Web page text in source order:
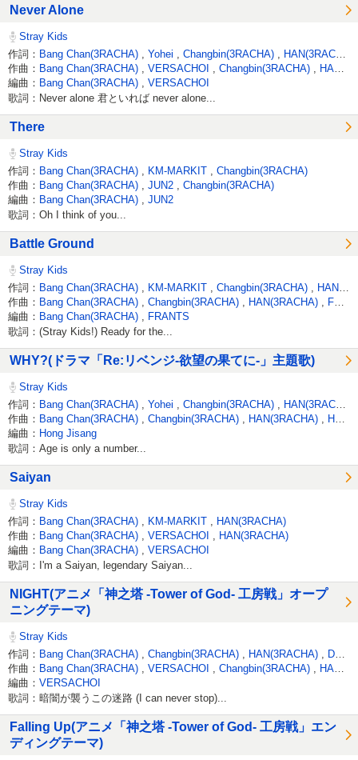
Never Alone
Stray Kids
作詞： Bang Chan(3RACHA) Yohei Changbin(3RACHA)
HAN(3RACHA)
作曲： Bang Chan(3RACHA) VERSACHOI Changbin(3RACHA)
HAN(3RACHA)
編曲： Bang Chan(3RACHA) VERSACHOI
歌詞：Never alone 君といれば never alone...
There
Stray Kids
作詞： Bang Chan(3RACHA) KM-MARKIT
Changbin(3RACHA)
作曲： Bang Chan(3RACHA) JUN2
Changbin(3RACHA)
編曲： Bang Chan(3RACHA) JUN2
歌詞：Oh I think of you...
Battle Ground
Stray Kids
作詞： Bang Chan(3RACHA) KM-MARKIT Changbin(3RACHA)
HAN(3RACHA)
作曲： Bang Chan(3RACHA) Changbin(3RACHA) HAN(3RACHA)
FRANTS
編曲： Bang Chan(3RACHA) FRANTS
歌詞：(Stray Kids!) Ready for the...
WHY?(ドラマ「Re:リベンジ-欲望の果てに-」主題歌)
Stray Kids
作詞： Bang Chan(3RACHA) Yohei Changbin(3RACHA) HAN(3RACHA)
作曲： Bang Chan(3RACHA) Changbin(3RACHA) HAN(3RACHA)
Hong Jisang
編曲： Hong Jisang
歌詞：Age is only a number...
Saiyan
Stray Kids
作詞： Bang Chan(3RACHA) KM-MARKIT
HAN(3RACHA)
作曲： Bang Chan(3RACHA) VERSACHOI
HAN(3RACHA)
編曲： Bang Chan(3RACHA) VERSACHOI
歌詞：I'm a Saiyan, legendary Saiyan...
NIGHT(アニメ「神之塔 -Tower of God- 工房戦」オープ
ニングテーマ)
Stray Kids
作詞： Bang Chan(3RACHA) Changbin(3RACHA) HAN(3RACHA)
D&H(PURPLE NIGHT)
作曲： Bang Chan(3RACHA) VERSACHOI Changbin(3RACHA)
HAN(3RACHA)
編曲： VERSACHOI
歌詞：暗闇が襲うこの迷路 (I can never stop)...
Falling Up(アニメ「神之塔 -Tower of God- 工房戦」エン
ディングテーマ)